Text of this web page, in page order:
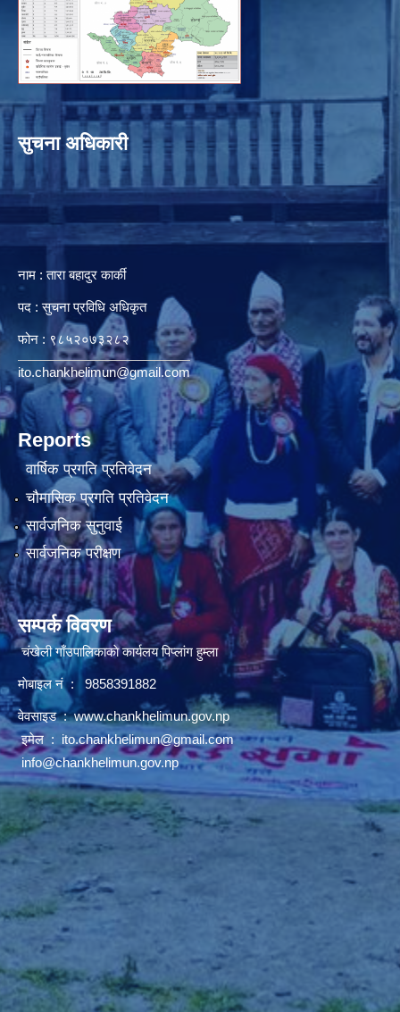
सुचना अधिकारी
नाम : तारा बहादुर कार्की
पद : सुचना प्रविधि अधिकृत
फोन : ९८५२०७३२८२
ito.chankhelimun@gmail.com
Reports
वार्षिक प्रगति प्रतिवेदन
चौमासिक प्रगति प्रतिवेदन
सार्वजनिक सुनुवाई
सार्वजनिक परीक्षण
सम्पर्क विवरण
चंखेली गाँउपालिकाकाे कार्यलय पिप्लांग हुम्ला
माेबाइल नं : 9858391882
वेवसाइड :www.chankhelimun.gov.np
इमेल : ito.chankhelimun@gmail.com
info@chankhelimun.gov.np